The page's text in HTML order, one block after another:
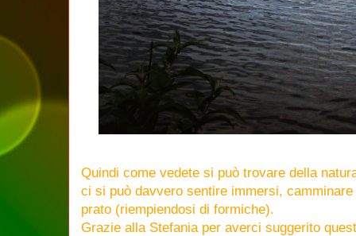
Quindi come vedete si può trovare della
ci si può davvero sentire immersi,
prato (riempiendosi di formiche).
Grazie alla Stefania per averci suggerito